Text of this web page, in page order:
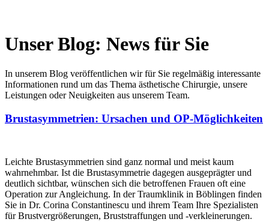
Unser Blog: News für Sie
In unserem Blog veröffentlichen wir für Sie regelmäßig interessante
Informationen rund um das Thema ästhetische Chirurgie, unsere
Leistungen oder Neuigkeiten aus unserem Team.
Brustasymmetrien: Ursachen und OP-Möglichkeiten
Leichte Brustasymmetrien sind ganz normal und meist kaum
wahrnehmbar. Ist die Brustasymmetrie dagegen ausgeprägter und
deutlich sichtbar, wünschen sich die betroffenen Frauen oft eine
Operation zur Angleichung. In der Traumklinik in Böblingen finden
Sie in Dr. Corina Constantinescu und ihrem Team Ihre Spezialisten
für Brustvergrößerungen, Bruststraffungen und -verkleinerungen.